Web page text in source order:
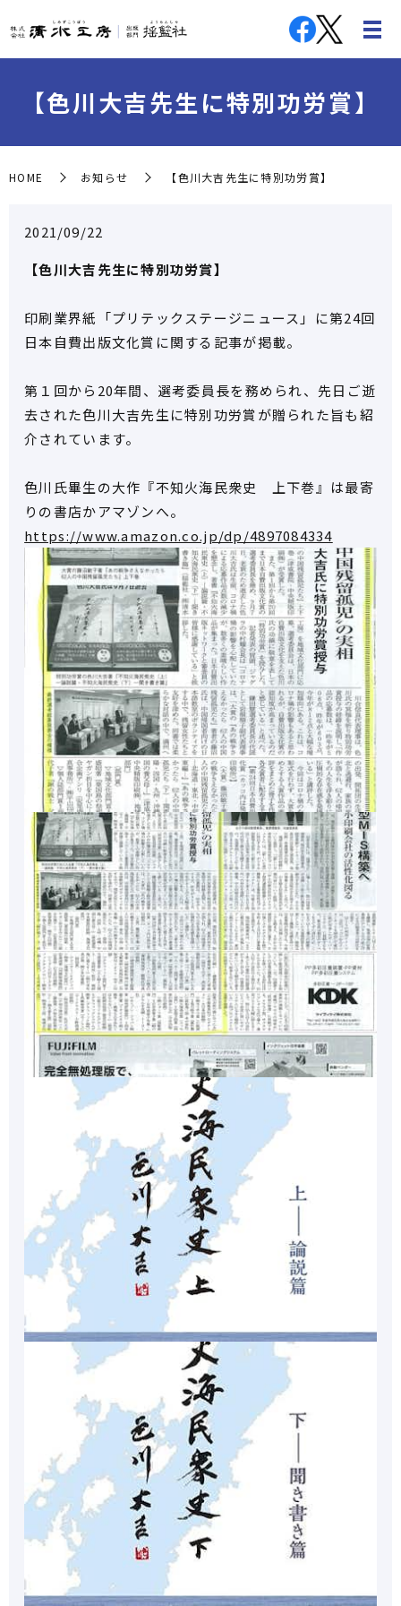
【色川大吉先生に特別功労賞】
HOME お知らせ 【色川大吉先生に特別功労賞】
2021/09/22
【色川大吉先生に特別功労賞】
印刷業界紙「プリテックステージニュース」に第24回
日本自費出版文化賞に関する記事が掲載。
第１回から20年間、選考委員長を務められ、先日ご逝
去された色川大吉先生に特別功労賞が贈られた旨も紹
介されています。
色川氏畢生の大作『不知火海民衆史 上下巻』は最寄
りの書店かアマゾンへ。
https://www.amazon.co.jp/dp/4897084334